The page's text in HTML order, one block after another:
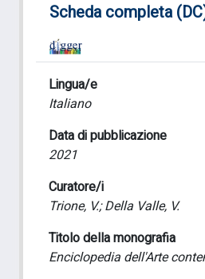
Scheda completa
Lingua/e
Italiano
Data di pubblicazione
2021
Curatore/i
Trione, V.; Della Valle, V.
Titolo della monografia
Enciclopedia dell'Arte